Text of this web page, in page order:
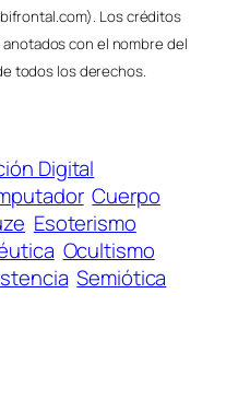
Los créditos
con el nombre del
todos los derechos.
Digital
Cuerpo
Esoterismo
Ocultismo
Semiótica